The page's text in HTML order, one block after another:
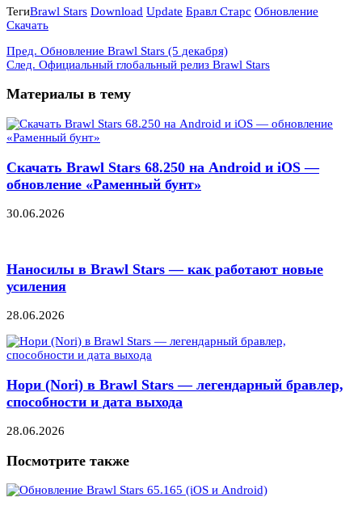
ТегиBrawl Stars Download Update Бравл Старс Обновление
Скачать
Пред. Обновление Brawl Stars (5 декабря)
След. Официальный глобальный релиз Brawl Stars
Материалы в тему
Скачать Brawl Stars 68.250 на Android и iOS —
обновление «Раменный бунт»
30.06.2026
Наносилы в Brawl Stars — как работают новые
усиления
28.06.2026
Нори (Nori) в Brawl Stars — легендарный бравлер,
способности и дата выхода
28.06.2026
Посмотрите также